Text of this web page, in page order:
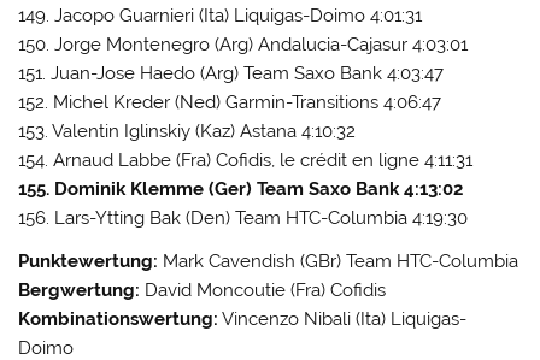
149. Jacopo Guarnieri (Ita) Liquigas-Doimo 4:01:31
150. Jorge Montenegro (Arg) Andalucia-Cajasur 4:03:01
151. Juan-Jose Haedo (Arg) Team Saxo Bank 4:03:47
152. Michel Kreder (Ned) Garmin-Transitions 4:06:47
153. Valentin Iglinskiy (Kaz) Astana 4:10:32
154. Arnaud Labbe (Fra) Cofidis, le crédit en ligne 4:11:31
155. Dominik Klemme (Ger) Team Saxo Bank 4:13:02
156. Lars-Ytting Bak (Den) Team HTC-Columbia 4:19:30
Punktewertung: Mark Cavendish (GBr) Team HTC-Columbia
Bergwertung: David Moncoutie (Fra) Cofidis
Kombinationswertung: Vincenzo Nibali (Ita) Liquigas-
Doimo